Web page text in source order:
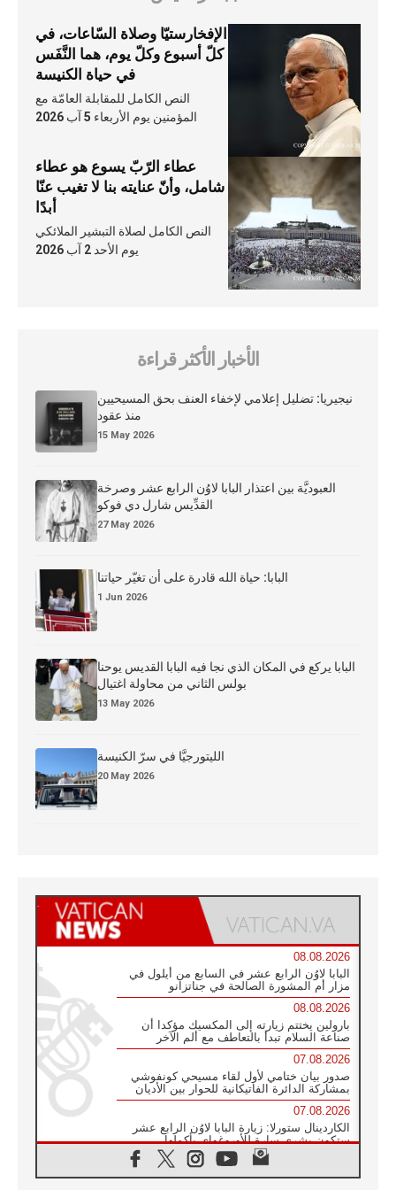
الإفخارستيّا وصلاة السّاعات، في
كلّ أسبوع وكلّ يوم، هما النَّفَس
في حياة الكنيسة
النص الكامل للمقابلة العامّة مع
المؤمنين يوم الأربعاء 5 آب 2026
عطاء الرّبّ يسوع هو عطاء
شامل، وأنّ عنايته بنا لا تغيب عنّا
أبدًا
النص الكامل لصلاة التبشير الملائكي
يوم الأحد 2 آب 2026
الأخبار الأكثر قراءة
نيجيريا: تضليل إعلامي لإخفاء العنف بحق المسيحيين
منذ عقود
15 May 2026
العبوديَّة بين اعتذار البابا لاوُن الرابع عشر وصرخة
القدِّيس شارل دي فوكو
27 May 2026
البابا: حياة الله قادرة على أن تغيّر حياتنا
1 Jun 2026
البابا يركع في المكان الذي نجا فيه البابا القديس يوحنا
بولس الثاني من محاولة اغتيال
13 May 2026
الليتورجيَّا في سرّ الكنيسة
20 May 2026
08.08.2026
البابا لاوُن الرابع عشر في السابع من أيلول في
مزار أم المشورة الصالحة في جناتزانو
08.08.2026
بارولين يختتم زيارته إلى المكسيك مؤكدا أن
صناعة السلام تبدأ بالتعاطف مع ألم الآخر
07.08.2026
صدور بيان ختامي لأول لقاء مسيحي كونفوشي
بمشاركة الدائرة الفاتيكانية للحوار بين الأديان
07.08.2026
الكاردينال ستورلا: زيارة البابا لاوُن الرابع عشر
ستكون بشرى سارة للأوروغواي بأكملها
الفاتيكان يعلن برنامج الزيارة الرسولية للبابا لاوُن